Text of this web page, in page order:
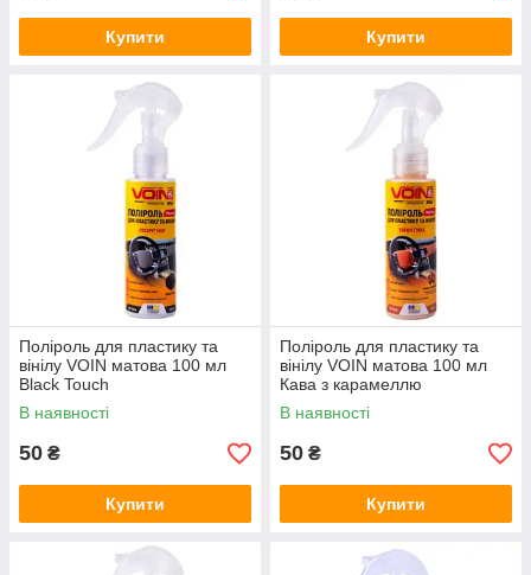
Купити Купити
Поліроль для пластику та
вінілу VOIN матова 100 мл
Black Touch
В наявності
50 ₴
Купити
Поліроль для пластику та
вінілу VOIN матова 100 мл
Кава з карамеллю
В наявності
50 ₴
Купити